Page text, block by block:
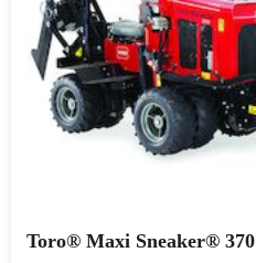
Toro® Maxi Sneaker® 370